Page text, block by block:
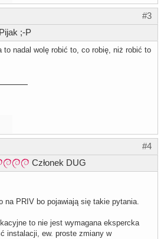
#3
Pijak ;-P
to nadal wolę robić to, co robię, niż robić to
#4
Członek DUG
na PRIV bo pojawiają się takie pytania.
to nie jest wymagana ekspercka
instalacji, ew. proste zmiany w